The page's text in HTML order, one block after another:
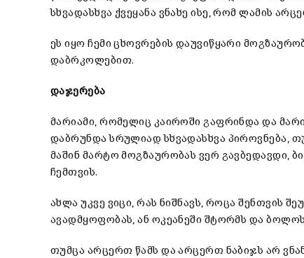
სხვადასხვა ქვეყანა ვნახე ისე, რომ ლამის
ეს იყო ჩემი ცხოვრების დაუვიწყარი
დაბრკოლებით.
დაჯერება
მარიამი, რომელიც კაიროში გაფრინდა და
დაბრუნდა სრულიად სხვადასხვა პიროვნება,
მაშინ მარტო მოგზაურობას ვერ გავბედავდი,
ჩემთვის.
ახლა უკვე ვიცი, რას ნიშნავს, როცა შენთვის
ავადმყოფობას, ან ოკეანეში შტორმს და
თუმცა არცერთ წამს და არცერთ ნაბიჯს არ